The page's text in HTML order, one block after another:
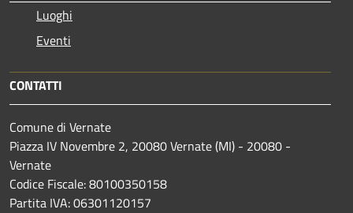
Luoghi
Eventi
CONTATTI
Comune di Vernate
Piazza IV Novembre 2, 20080 Vernate (MI) - 20080 -
Vernate
Codice Fiscale: 80100350158
Partita IVA: 06301120157